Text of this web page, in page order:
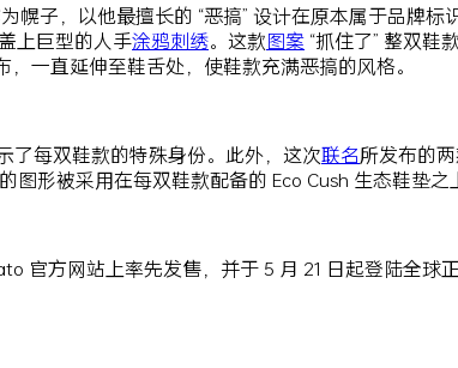
幌子，以他最擅长的 “恶搞” 设计在原本属于品牌标
上巨型的人手涂鸦刺绣。这款图案 “抓住了” 整双鞋
，一直延伸至鞋舌处，使鞋款充满恶搞的风格。
了每双鞋款的特殊身份。此外，这次联名所发布的
图形被采用在每双鞋款配备的 Eco Cush 生态鞋垫之
官方网站上率先发售，并于 5 月 21 日起登陆全球